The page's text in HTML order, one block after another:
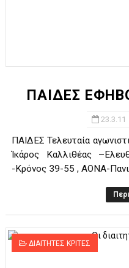
ΠΑΙΔΕΣ
23.3.11
ΠΑΙΔΕΣ Τελευταία
Ίκάρος Καλλιθέας
-Κρόνος 39-55 , ΑΟΝΑ-
ΔΙΑΙΤΗΤΕΣ ΚΡΙΤΕΣ